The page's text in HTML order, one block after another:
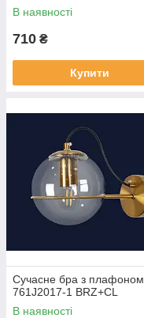
В наявності
710 ₴
Купити
Сучасне бра з плафоном
761J2017-1 BRZ+CL
В наявності